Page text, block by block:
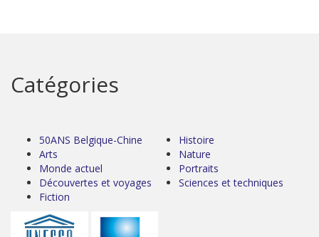
Catégories
50ANS Belgique-Chine
Arts
Monde actuel
Découvertes et voyages
Fiction
Histoire
Nature
Portraits
Sciences et techniques